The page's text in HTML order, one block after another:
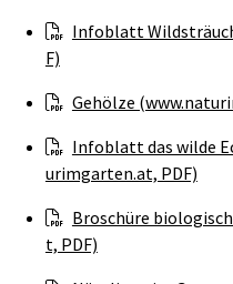
Infoblatt
F)
Gehölze
Infoblatt das wilde
urimgarten.at, PDF)
Broschüre
t, PDF)